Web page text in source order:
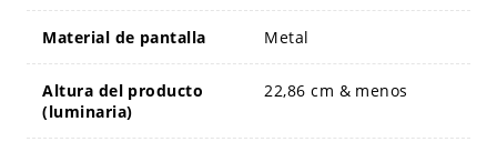
Material de pantalla Metal
Altura del producto
(luminaria)
22,86 cm & menos